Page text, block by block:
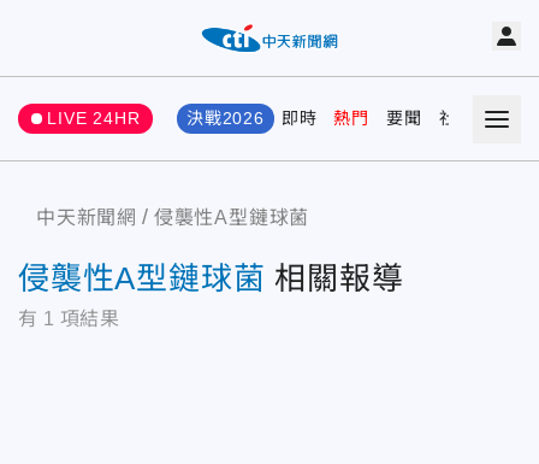
LIVE 24HR 決戰2026 即時 熱門 要聞 社會 娛樂
中天新聞網 侵襲性A型鏈球菌
侵襲性A型鏈球菌 相關報導
有 1 項結果